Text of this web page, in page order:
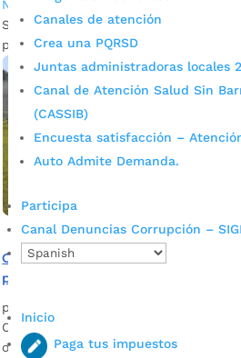
Canales de atención
Crea una PQRSD
Juntas administradoras locales
Canal de Atención Salud Sin
(CASSIB)
Encuesta satisfacción –
Auto Admite Demanda.
Participa
Canal Denuncias Corrupción –
Inicio
Paga tus impuestos
Noticias
Se busca adelantar acciones
posible situación de emergencia en el
Organismos de Socorro del
primer simulacro por siniestro aéreo
por
Con el objetivo de evaluar la
organismos de socorro de